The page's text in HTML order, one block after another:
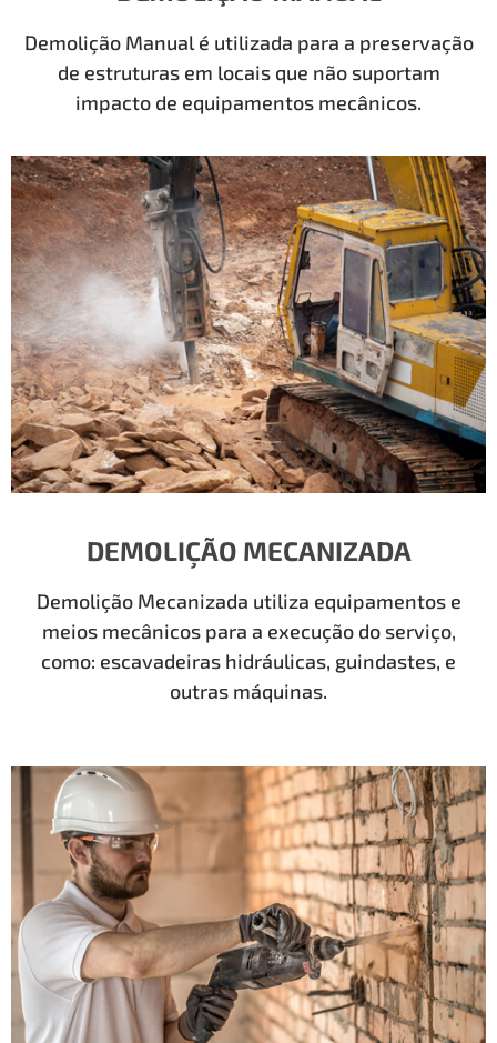
Demolição Manual é utilizada para a preservação
de estruturas em locais que não suportam
impacto de equipamentos mecânicos.
DEMOLIÇÃO MECANIZADA
Demolição Mecanizada utiliza equipamentos e
meios mecânicos para a execução do serviço,
como: escavadeiras hidráulicas, guindastes, e
outras máquinas.